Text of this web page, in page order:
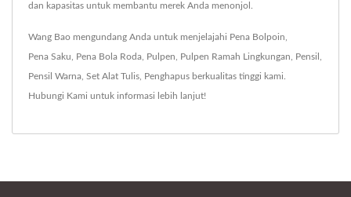
dan kapasitas untuk membantu merek Anda menonjol.
Wang Bao mengundang Anda untuk menjelajahi Pena Bolpoin
Pena Saku Pena Bola Roda Pulpen Pulpen Ramah Lingkungan Pensil
Pensil Warna Set Alat Tulis Penghapus berkualitas tinggi kami.
Hubungi Kami untuk informasi lebih lanjut!